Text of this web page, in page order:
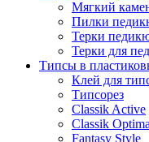
Мягкий
Пилки
Терки
Терки для
Типсы в
Клей для
Типсорез
Classik Active
Classik Optima
Fantasy Style